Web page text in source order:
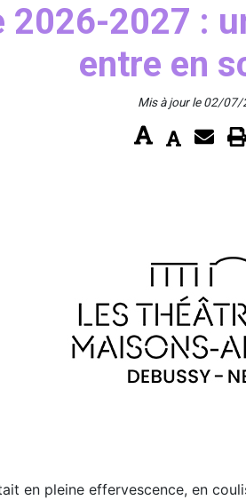
2027 :
entre en
Mis à jour le 02/07/
en pleine effervescence, en